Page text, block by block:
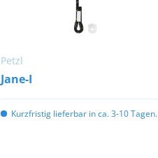
Petzl
Jane-I
Kurzfristig lieferbar in ca. 3-10 Tagen.
OPTIONEN
AUSWÄHLEN